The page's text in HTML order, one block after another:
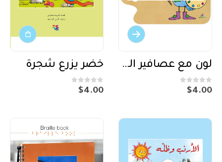
لون مع عصافير الجنة 1
0
out of 5
$4.00
خضر يزرع شجرة
0
out of 5
$4.00